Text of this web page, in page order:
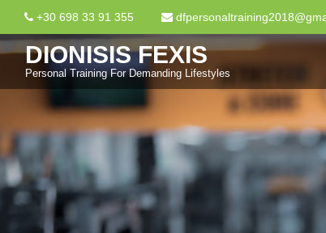
+30 698 33 91 355
DIONISIS FEXIS
Personal Training For Demanding Lifestyles